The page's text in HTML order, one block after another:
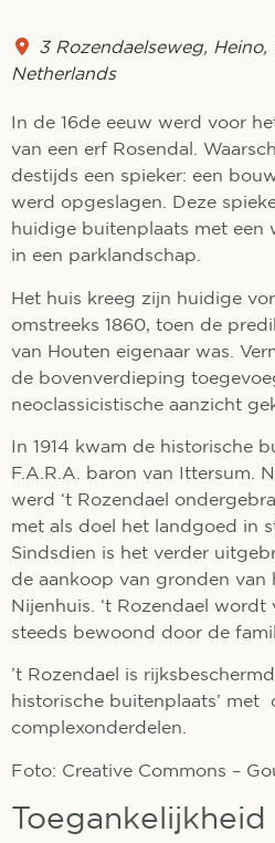
3 Rozendaelseweg, Heino,
Netherlands
In de 16de eeuw werd voor
van een erf Rosendal.
destijds een spieker: een
werd opgeslagen. Deze
huidige buitenplaats met een
in een parklandschap.
Het huis kreeg zijn huidige
omstreeks 1860, toen de
van Houten eigenaar was.
de bovenverdieping
neoclassicistische aanzicht
In 1914 kwam de historische
F.A.R.A. baron van Ittersum.
werd ‘t Rozendael
met als doel het landgoed in
Sindsdien is het verder
de aankoop van gronden van
Nijenhuis. ‘t Rozendael
steeds bewoond door de
’t Rozendael is
historische buitenplaats’ met
complexonderdelen.
Foto: Creative Commons –
Toegankelijkheid